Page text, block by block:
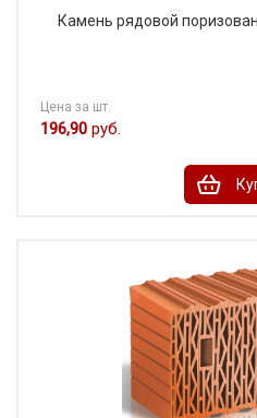
Камень рядовой
Цена за шт.
196,90 руб.